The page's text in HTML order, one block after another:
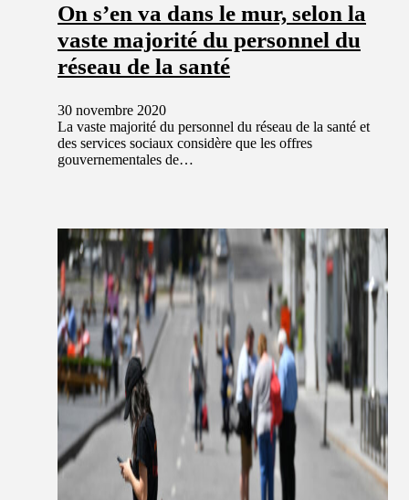
On s’en va dans le mur, selon la
vaste majorité du personnel du
réseau de la santé
30 novembre 2020
La vaste majorité du personnel du réseau de la santé et
des services sociaux considère que les offres
gouvernementales de…